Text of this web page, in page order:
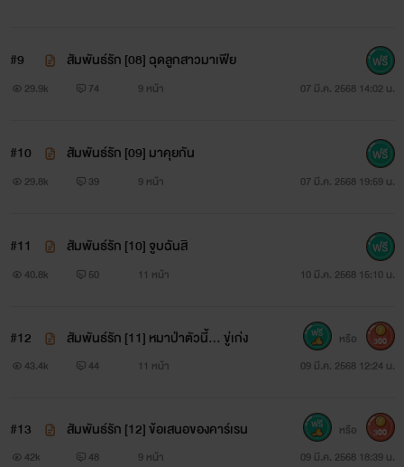
#9 สัมพันธ์รัก [08] ฉุดลูกสาวมาเฟีย
29.9k 74 9 หน้า 07 มี.ค. 2568 14:02 น.
#10 สัมพันธ์รัก [09] มาคุยกัน
29.8k 39 9 หน้า 07 มี.ค. 2568 19:59 น.
#11 สัมพันธ์รัก [10] จูบฉันสิ
40.8k 50 11 หน้า 10 มี.ค. 2568 15:10 น.
#12 สัมพันธ์รัก [11] หมาป่าตัวนี้... ขู่เก่ง
43.4k 44 11 หน้า 09 มี.ค. 2568 12:24 น.
หรือ 300
#13 สัมพันธ์รัก [12] ข้อเสนอของคาร์เรน
42k 48 9 หน้า 09 มี.ค. 2568 18:39 น.
หรือ 300